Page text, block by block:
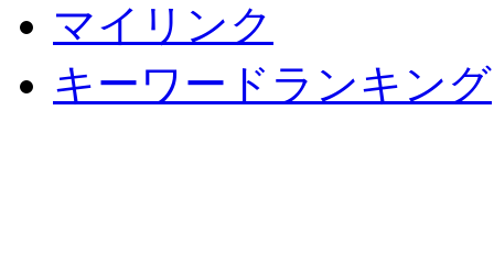
マイリンク
キーワードランキング